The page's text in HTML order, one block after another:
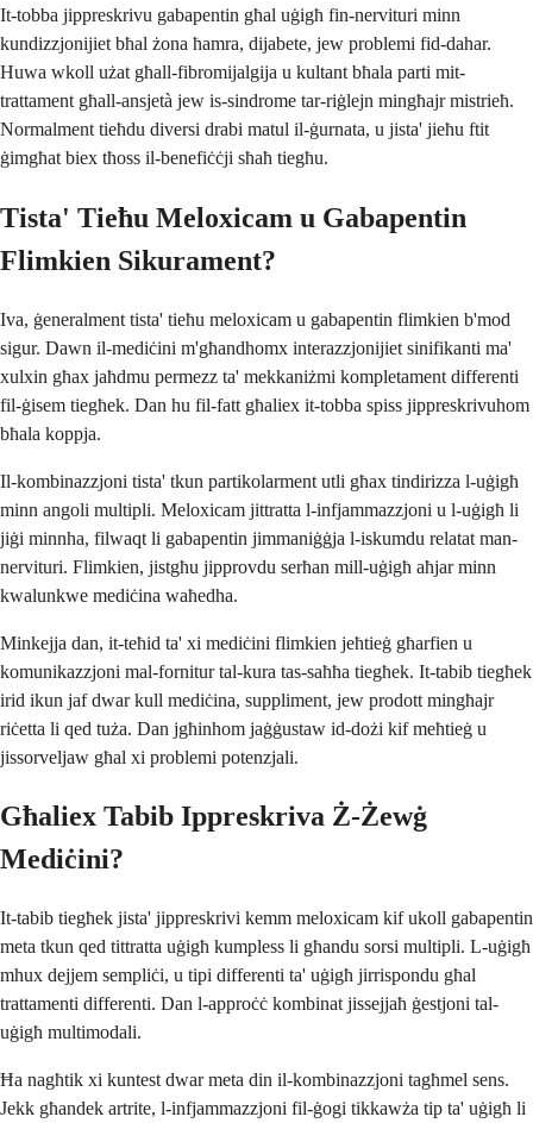
It-tobba jippreskrivu gabapentin għal uġigħ fin-nervituri minn
kundizzjonijiet bħal żona ħamra, dijabete, jew problemi fid-dahar.
Huwa wkoll użat għall-fibromijalgija u kultant bħala parti mit-
trattament għall-ansjetà jew is-sindrome tar-riġlejn mingħajr mistrieħ.
Normalment tieħdu diversi drabi matul il-ġurnata, u jista' jieħu ftit
ġimgħat biex tħoss il-benefiċċji sħaħ tiegħu.
Tista' Tieħu Meloxicam u Gabapentin
Flimkien Sikurament?
Iva, ġeneralment tista' tieħu meloxicam u gabapentin flimkien b'mod
sigur. Dawn il-mediċini m'għandhomx interazzjonijiet sinifikanti ma'
xulxin għax jaħdmu permezz ta' mekkaniżmi kompletament differenti
fil-ġisem tiegħek. Dan hu fil-fatt għaliex it-tobba spiss jippreskrivuhom
bħala koppja.
Il-kombinazzjoni tista' tkun partikolarment utli għax tindirizza l-uġigħ
minn angoli multipli. Meloxicam jittratta l-infjammazzjoni u l-uġigħ li
jiġi minnha, filwaqt li gabapentin jimmaniġġja l-iskumdu relatat man-
nervituri. Flimkien, jistgħu jipprovdu serħan mill-uġigħ aħjar minn
kwalunkwe mediċina waħedha.
Minkejja dan, it-teħid ta' xi mediċini flimkien jeħtieġ għarfien u
komunikazzjoni mal-fornitur tal-kura tas-saħħa tiegħek. It-tabib tiegħek
irid ikun jaf dwar kull mediċina, suppliment, jew prodott mingħajr
riċetta li qed tuża. Dan jgħinhom jaġġustaw id-dożi kif meħtieġ u
jissorveljaw għal xi problemi potenzjali.
Għaliex Tabib Ippreskriva Ż-Żewġ
Mediċini?
It-tabib tiegħek jista' jippreskrivi kemm meloxicam kif ukoll gabapentin
meta tkun qed tittratta uġigħ kumpless li għandu sorsi multipli. L-uġigħ
mhux dejjem sempliċi, u tipi differenti ta' uġigħ jirrispondu għal
trattamenti differenti. Dan l-approċċ kombinat jissejjaħ ġestjoni tal-
uġigħ multimodali.
Ħa nagħtik xi kuntest dwar meta din il-kombinazzjoni tagħmel sens.
Jekk għandek artrite, l-infjammazzjoni fil-ġogi tikkawża tip ta' uġigħ li